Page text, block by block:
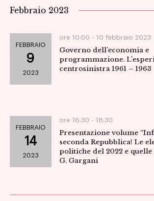
Febbraio 2023
FEBBRAIO
9
2023
ore 10:00 - 10 febbraio 2023
Governo dell’economia e
programmazione.
centrosinistra 1961 – 1963
FEBBRAIO
14
2023
ore 16:30 - 18:30
Presentazione volume
seconda Repubblica! Le
politiche del 2022 e quelle
G. Gargani